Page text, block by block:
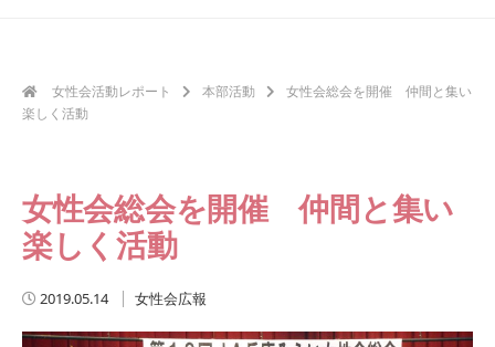
女性会活動レポート 本部活動
女性会総会を開催 仲間と集い
楽しく活動
女性会総会を開催 仲間と集い
楽しく活動
2019.05.14 女性会広報